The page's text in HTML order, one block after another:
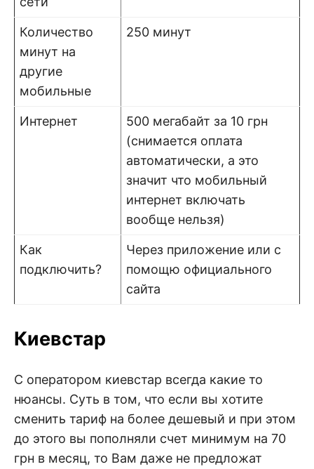
Количество
минут на
другие
мобильные
250 минут
Интернет
500 мегабайт за 10 грн
(снимается оплата
автоматически, а это
значит что мобильный
интернет включать
вообще нельзя)
Как
подключить?
Через приложение или с
помощю официального
сайта
Киевстар
С оператором киевстар всегда какие то
нюансы. Суть в том, что если вы хотите
сменить тариф на более дешевый и при этом
до этого вы пополняли счет минимум на 70
грн в месяц, то Вам даже не предложат